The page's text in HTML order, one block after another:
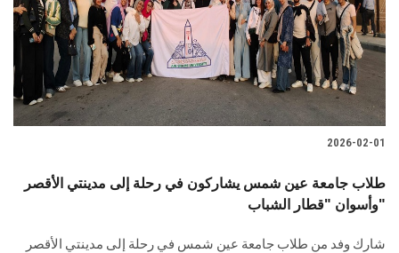
2026-02-01
طلاب جامعة عين شمس يشاركون في رحلة إلى مدينتي الأقصر
وأسوان "قطار الشباب"
شارك وفد من طلاب جامعة عين شمس في رحلة إلى مدينتي الأقصر